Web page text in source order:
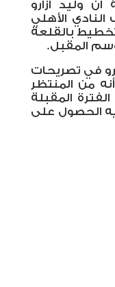
وليد أزارو
الأهلي
بالقلعة
المقبل.
في تصريحات
من المنتظر
المقبلة
الحصول على